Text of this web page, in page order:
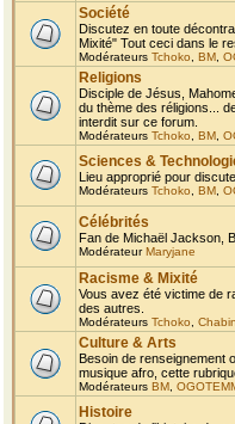
Société
Discutez en toute
Mixité" Tout ceci dans le
Modérateurs Tchoko BM
Religions
Disciple de Jésus,
du thème des réligions...
interdit sur ce forum.
Modérateurs Tchoko BM
Sciences &
Lieu approprié pour
Modérateurs Tchoko BM
Célébrités
Fan de Michaël Jackson,
ModérateurMaryjane
Racisme & Mixité
Vous avez été victime de
des autres.
Modérateurs Tchoko
Culture & Arts
Besoin de renseignement
musique afro, cette
Modérateurs BM
Histoire